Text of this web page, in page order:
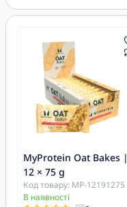
MyProtein Oat Bakes |
12 × 75 g
Код товару: MP-12191275
В наявності